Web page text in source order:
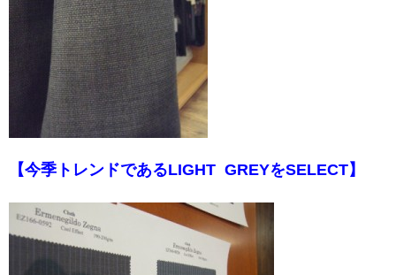
【今季トレンドであるLIGHT GREYをSELECT】